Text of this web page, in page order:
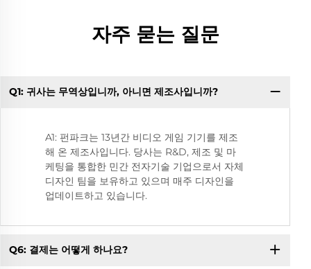
자주 묻는 질문
Q1: 귀사는 무역상입니까, 아니면 제조사입니까?
A1: 펀파크는 13년간 비디오 게임 기기를 제조
해 온 제조사입니다. 당사는 R&D, 제조 및 마
케팅을 통합한 민간 전자기술 기업으로서 자체
디자인 팀을 보유하고 있으며 매주 디자인을
업데이트하고 있습니다.
Q6: 결제는 어떻게 하나요?